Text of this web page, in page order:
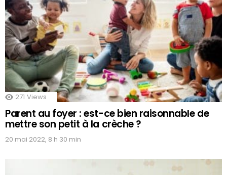
271 Views
Parent au foyer : est-ce bien raisonnable de
mettre son petit à la crèche ?
20 mai 2022, 8 h 30 min